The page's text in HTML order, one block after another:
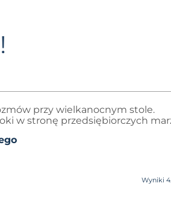
przy wielkanocnym stole.
w stronę przedsiębiorczych
Wyniki